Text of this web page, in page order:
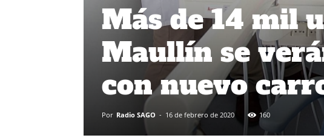
Más de 14 mil
Maullín se
con nuevo
Por Radio SAGO - 16 de febrero de 2020 160